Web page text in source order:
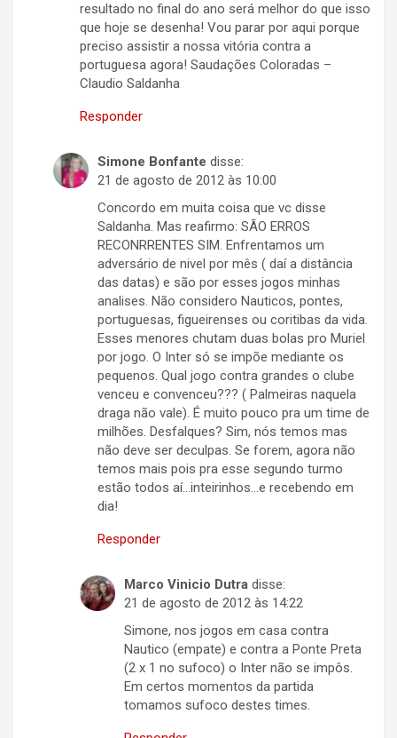
resultado no final do ano será melhor do que isso
que hoje se desenha! Vou parar por aqui porque
preciso assistir a nossa vitória contra a
portuguesa agora! Saudações Coloradas –
Claudio Saldanha
Responder
Simone Bonfante disse:
21 de agosto de 2012 às 10:00
Concordo em muita coisa que vc disse
Saldanha. Mas reafirmo: SÃO ERROS
RECONRRENTES SIM. Enfrentamos um
adversário de nivel por mês ( daí a distância
das datas) e são por esses jogos minhas
analises. Não considero Nauticos, pontes,
portuguesas, figueirenses ou coritibas da vida.
Esses menores chutam duas bolas pro Muriel
por jogo. O Inter só se impõe mediante os
pequenos. Qual jogo contra grandes o clube
venceu e convenceu??? ( Palmeiras naquela
draga não vale). É muito pouco pra um time de
milhões. Desfalques? Sim, nós temos mas
não deve ser deculpas. Se forem, agora não
temos mais pois pra esse segundo turmo
estão todos aí…inteirinhos…e recebendo em
dia!
Responder
Marco Vinicio Dutra disse:
21 de agosto de 2012 às 14:22
Simone, nos jogos em casa contra
Nautico (empate) e contra a Ponte Preta
(2 x 1 no sufoco) o Inter não se impôs.
Em certos momentos da partida
tomamos sufoco destes times.